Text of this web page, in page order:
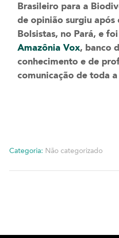
Brasileiro para a
de opinião surgiu após
Bolsistas, no Pará, e
Amazônia Vox, banco
conhecimento e de
comunicação de toda
Categoria: Não categorizado